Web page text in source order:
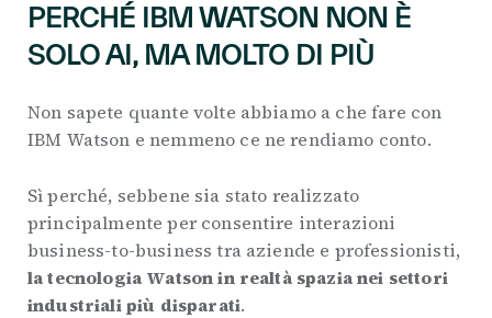
PERCHÉ IBM WATSON NON È
SOLO AI, MA MOLTO DI PIÙ
Non sapete quante volte abbiamo a che fare con
IBM Watson e nemmeno ce ne rendiamo conto.
Sì perché, sebbene sia stato realizzato
principalmente per consentire interazioni
business-to-business tra aziende e professionisti,
la tecnologia Watson in realtà spazia nei settori
industriali più disparati.